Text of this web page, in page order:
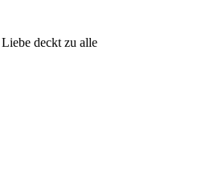
deckt zu alle